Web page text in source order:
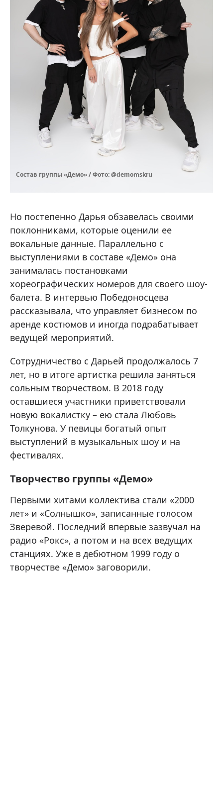
Состав группы «Демо» / Фото: @demomskru
Но постепенно Дарья обзавелась своими
поклонниками, которые оценили ее
вокальные данные. Параллельно с
выступлениями в составе «Демо» она
занималась постановками
хореографических номеров для своего шоу-
балета. В интервью Победоносцева
рассказывала, что управляет бизнесом по
аренде костюмов и иногда подрабатывает
ведущей мероприятий.
Сотрудничество с Дарьей продолжалось 7
лет, но в итоге артистка решила заняться
сольным творчеством. В 2018 году
оставшиеся участники приветствовали
новую вокалистку – ею стала Любовь
Толкунова. У певицы богатый опыт
выступлений в музыкальных шоу и на
фестивалях.
Творчество группы «Демо»
Первыми хитами коллектива стали «2000
лет» и «Солнышко», записанные голосом
Зверевой. Последний впервые зазвучал на
радио «Рокс», а потом и на всех ведущих
станциях. Уже в дебютном 1999 году о
творчестве «Демо» заговорили.